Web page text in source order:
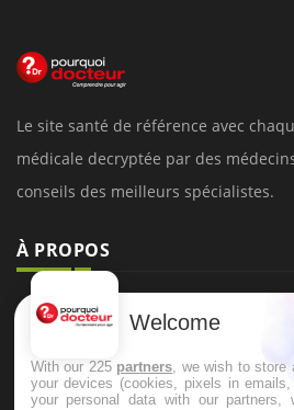
Le site santé de référence avec
médicale decryptée par des
conseils des meilleurs spécialistes.
À PROPOS
Données personnelles et cookies
Conditions d'utilisation
Welcome
With our 225 partners , we wish to
your devices (cookies, pixels in
your personal data with our partners,